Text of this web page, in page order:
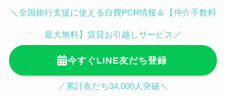
白金台駅徒歩3分／目黒駅徒歩12分
査所（千代田区）
〒102-0093 東京都千代田区平河町１
町皮ふ科・形成外科クリニック内）
麹町駅徒歩３分／半蔵門駅徒歩４分／
永田町駅徒歩５分
＼全国旅行支援に使える自費PCR情報＆【仲介手数料
最大無料】賃貸お引越しサービス／
今すぐLINE友だち登録
／累計友だち34,000人突破＼